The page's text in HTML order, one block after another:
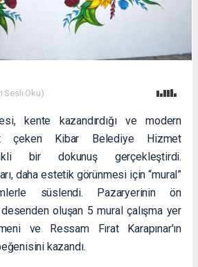
Sesli Oku)
kente kazandırdığı ve modern
çeken Kibar Belediye Hizmet
bir dokunuş gerçekleştirdi.
daha estetik görünmesi için “mural”
süslendi. Pazaryerinin ön
oluşan 5 mural çalışma yer
ve Ressam Fırat Karapınar'ın
kazandı.